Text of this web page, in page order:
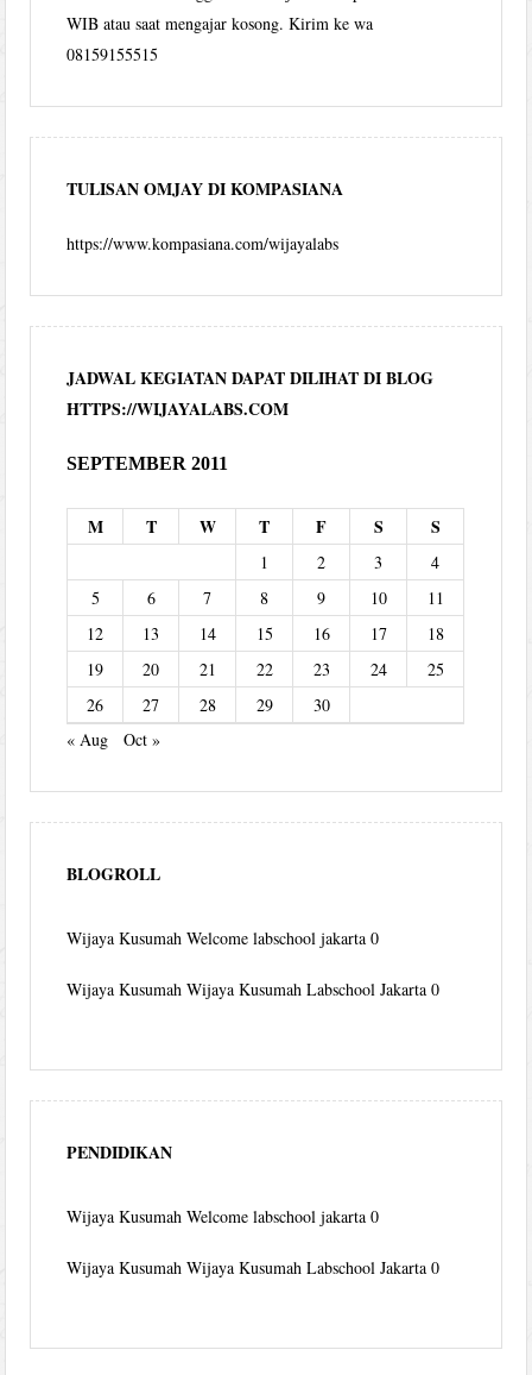
WIB atau saat mengajar kosong. Kirim ke wa
08159155515
TULISAN OMJAY DI KOMPASIANA
https://www.kompasiana.com/wijayalabs
JADWAL KEGIATAN DAPAT DILIHAT DI BLOG
HTTPS://WIJAYALABS.COM
SEPTEMBER 2011
M T W T F S S
1 2 3
4
5
6 7 8 9 10
11
12
13 14 15 16 17
18
19
20 21 22 23 24
25
26
27 28 29
30
« Aug
Oct »
BLOGROLL
Wijaya Kusumah Welcome labschool jakarta 0
Wijaya Kusumah Wijaya Kusumah Labschool Jakarta 0
PENDIDIKAN
Wijaya Kusumah Welcome labschool jakarta 0
Wijaya Kusumah Wijaya Kusumah Labschool Jakarta 0